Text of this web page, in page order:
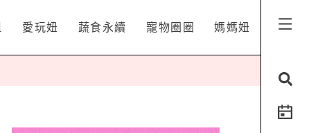
愛玩妞 蔬食永續 寵物圈圈 媽媽妞